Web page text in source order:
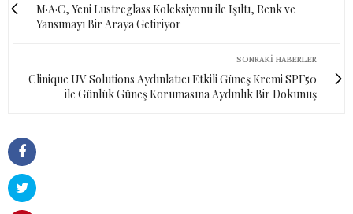
M·A·C, Yeni Lustreglass Koleksiyonu ile Işıltı, Renk ve
Yansımayı Bir Araya Getiriyor
SONRAKI HABERLER
Clinique UV Solutions Aydınlatıcı Etkili Güneş Kremi SPF50
ile Günlük Güneş Korumasına Aydınlık Bir Dokunuş